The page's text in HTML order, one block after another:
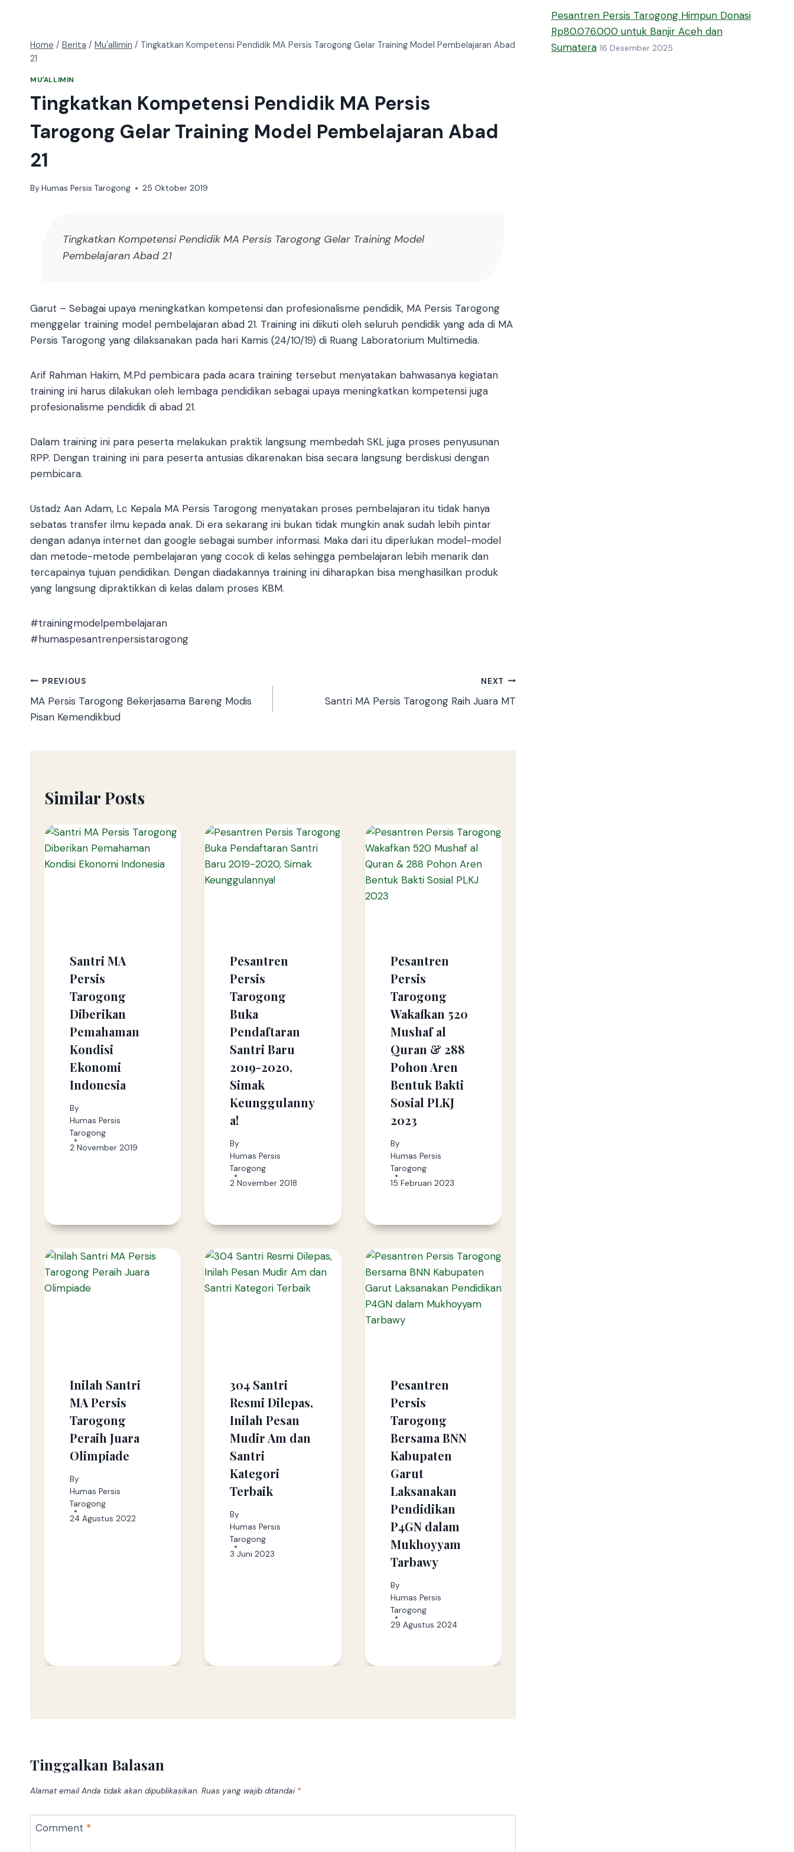
Home / Berita / Mu'allimin / Tingkatkan Kompetensi Pendidik MA Persis Tarogong Gelar Training Model Pembelajaran Abad
21
MU'ALLIMIN
Tingkatkan Kompetensi Pendidik MA Persis
Tarogong Gelar Training Model Pembelajaran Abad
21
By Humas Persis Tarogong 25 Oktober 2019
Tingkatkan Kompetensi Pendidik MA Persis Tarogong Gelar Training Model
Pembelajaran Abad 21
Garut – Sebagai upaya meningkatkan kompetensi dan profesionalisme pendidik, MA Persis Tarogong
menggelar training model pembelajaran abad 21. Training ini diikuti oleh seluruh pendidik yang ada di MA
Persis Tarogong yang dilaksanakan pada hari Kamis (24/10/19) di Ruang Laboratorium Multimedia.
Arif Rahman Hakim, M.Pd pembicara pada acara training tersebut menyatakan bahwasanya kegiatan
training ini harus dilakukan oleh lembaga pendidikan sebagai upaya meningkatkan kompetensi juga
profesionalisme pendidik di abad 21.
Dalam training ini para peserta melakukan praktik langsung membedah SKL juga proses penyusunan
RPP. Dengan training ini para peserta antusias dikarenakan bisa secara langsung berdiskusi dengan
pembicara.
Ustadz Aan Adam, Lc Kepala MA Persis Tarogong menyatakan proses pembelajaran itu tidak hanya
sebatas transfer ilmu kepada anak. Di era sekarang ini bukan tidak mungkin anak sudah lebih pintar
dengan adanya internet dan google sebagai sumber informasi. Maka dari itu diperlukan model-model
dan metode-metode pembelajaran yang cocok di kelas sehingga pembelajaran lebih menarik dan
tercapainya tujuan pendidikan. Dengan diadakannya training ini diharapkan bisa menghasilkan produk
yang langsung dipraktikkan di kelas dalam proses KBM.
#trainingmodelpembelajaran
#humaspesantrenpersistarogong
PREVIOUS
MA Persis Tarogong Bekerjasama Bareng Modis
Pisan Kemendikbud
NEXT
Santri MA Persis Tarogong Raih Juara MT
Similar Posts
Santri MA
Persis
Tarogong
Diberikan
Pemahaman
Kondisi
Ekonomi
Indonesia
By
Humas Persis
Tarogong
2 November 2019
Pesantren
Persis
Tarogong
Buka
Pendaftaran
Santri Baru
2019-2020,
Simak
Keunggulanny
a!
By
Humas Persis
Tarogong
2 November 2018
Pesantren
Persis
Tarogong
Wakafkan 520
Mushaf al
Quran & 288
Pohon Aren
Bentuk Bakti
Sosial PLKJ
2023
By
Humas Persis
Tarogong
15 Februari 2023
Inilah Santri
MA Persis
Tarogong
Peraih Juara
Olimpiade
By
Humas Persis
Tarogong
24 Agustus 2022
304 Santri
Resmi Dilepas,
Inilah Pesan
Mudir Am dan
Santri
Kategori
Terbaik
By
Humas Persis
Tarogong
3 Juni 2023
Pesantren
Persis
Tarogong
Bersama BNN
Kabupaten
Garut
Laksanakan
Pendidikan
P4GN dalam
Mukhoyyam
Tarbawy
By
Humas Persis
Tarogong
29 Agustus 2024
Tinggalkan Balasan
Alamat email Anda tidak akan dipublikasikan. Ruas yang wajib ditandai *
Comment *
Pesantren Persis Tarogong Himpun Donasi
Rp80.076.000 untuk Banjir Aceh dan
Sumatera 16 Desember 2025